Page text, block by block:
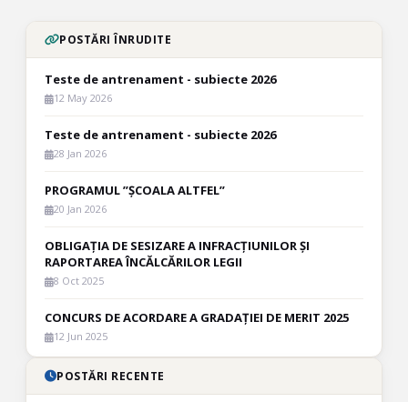
POSTĂRI ÎNRUDITE
Teste de antrenament - subiecte 2026
12 May 2026
Teste de antrenament - subiecte 2026
28 Jan 2026
PROGRAMUL ”ȘCOALA ALTFEL”
20 Jan 2026
OBLIGAȚIA DE SESIZARE A INFRACȚIUNILOR ȘI
RAPORTAREA ÎNCĂLCĂRILOR LEGII
8 Oct 2025
CONCURS DE ACORDARE A GRADAȚIEI DE MERIT 2025
12 Jun 2025
POSTĂRI RECENTE